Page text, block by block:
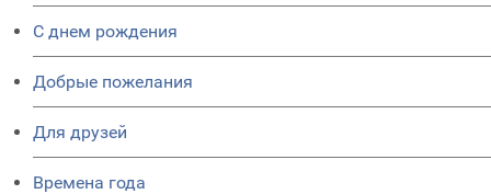
C днем рождения
Добрые пожелания
Для друзей
Времена года